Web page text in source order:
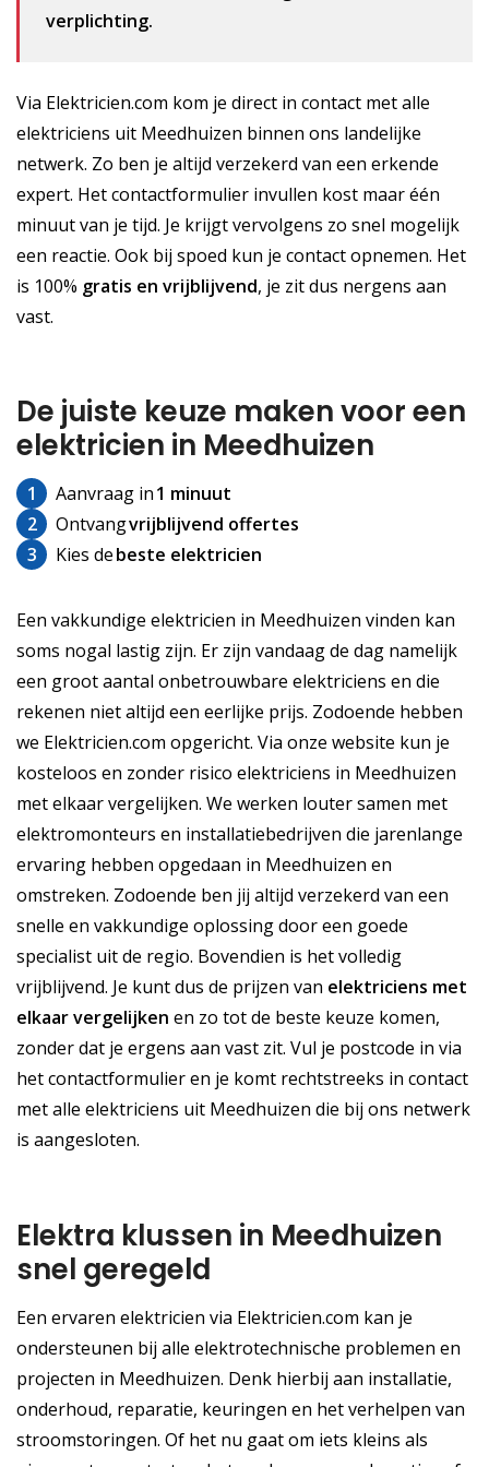
verplichting.
Via Elektricien.com kom je direct in contact met alle
elektriciens uit Meedhuizen binnen ons landelijke
netwerk. Zo ben je altijd verzekerd van een erkende
expert. Het contactformulier invullen kost maar één
minuut van je tijd. Je krijgt vervolgens zo snel mogelijk
een reactie. Ook bij spoed kun je contact opnemen. Het
is 100% gratis en vrijblijvend, je zit dus nergens aan
vast.
De juiste keuze maken voor een
elektricien in Meedhuizen
1 Aanvraag in1 minuut
2
Ontvangvrijblijvend offertes
3
Kies debeste elektricien
Een vakkundige elektricien in Meedhuizen vinden kan
soms nogal lastig zijn. Er zijn vandaag de dag namelijk
een groot aantal onbetrouwbare elektriciens en die
rekenen niet altijd een eerlijke prijs. Zodoende hebben
we Elektricien.com opgericht. Via onze website kun je
kosteloos en zonder risico elektriciens in Meedhuizen
met elkaar vergelijken. We werken louter samen met
elektromonteurs en installatiebedrijven die jarenlange
ervaring hebben opgedaan in Meedhuizen en
omstreken. Zodoende ben jij altijd verzekerd van een
snelle en vakkundige oplossing door een goede
specialist uit de regio. Bovendien is het volledig
vrijblijvend. Je kunt dus de prijzen van elektriciens met
elkaar vergelijken en zo tot de beste keuze komen,
zonder dat je ergens aan vast zit. Vul je postcode in via
het contactformulier en je komt rechtstreeks in contact
met alle elektriciens uit Meedhuizen die bij ons netwerk
is aangesloten.
Elektra klussen in Meedhuizen
snel geregeld
Een ervaren elektricien via Elektricien.com kan je
ondersteunen bij alle elektrotechnische problemen en
projecten in Meedhuizen. Denk hierbij aan installatie,
onderhoud, reparatie, keuringen en het verhelpen van
stroomstoringen. Of het nu gaat om iets kleins als